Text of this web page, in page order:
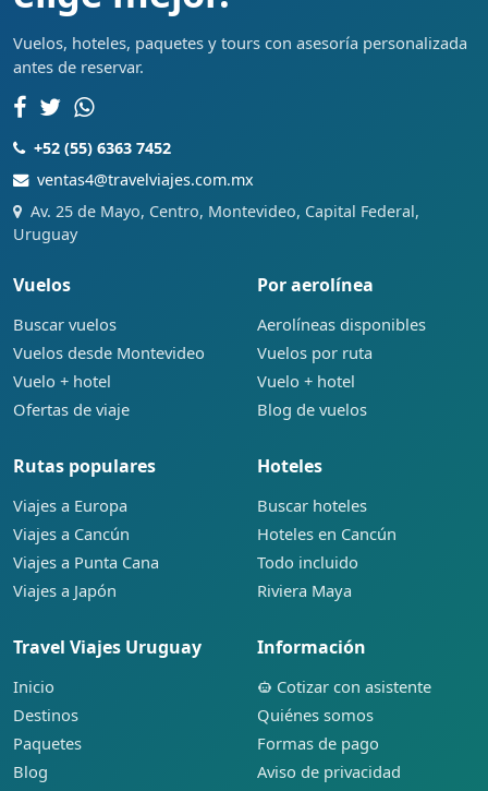
Vuelos, hoteles, paquetes y tours con asesoría personalizada
antes de reservar.
+52 (55) 6363 7452
ventas4@travelviajes.com.mx
Av. 25 de Mayo, Centro, Montevideo, Capital Federal,
Uruguay
Vuelos
Buscar vuelos
Vuelos desde Montevideo
Vuelo + hotel
Ofertas de viaje
Por aerolínea
Aerolíneas disponibles
Vuelos por ruta
Vuelo + hotel
Blog de vuelos
Rutas populares
Viajes a Europa
Viajes a Cancún
Viajes a Punta Cana
Viajes a Japón
Hoteles
Buscar hoteles
Hoteles en Cancún
Todo incluido
Riviera Maya
Travel Viajes Uruguay
Inicio
Destinos
Paquetes
Blog
Información
Cotizar con asistente
Quiénes somos
Formas de pago
Aviso de privacidad